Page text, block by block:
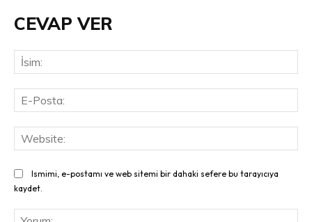
CEVAP VER
Ismimi, e-postamı ve web sitemi bir dahaki sefere bu tarayıcıya
kaydet.